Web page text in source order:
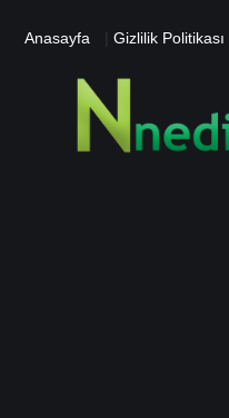
Anasayfa |Gizlilik Politikası